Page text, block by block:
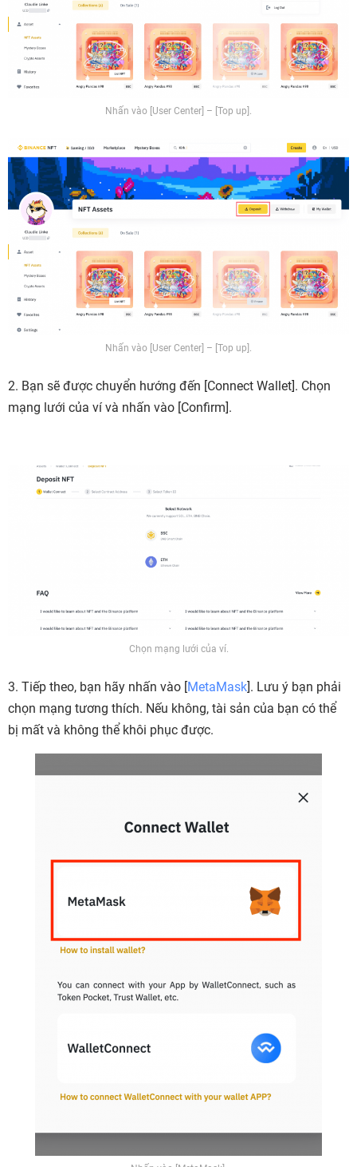
Nhấn vào [User Center] – [Top up].
Nhấn vào [User Center] – [Top up].
2. Bạn sẽ được chuyển hướng đến [Connect Wallet]. Chọn
mạng lưới của ví và nhấn vào [Confirm].
Chọn mạng lưới của ví.
3. Tiếp theo, bạn hãy nhấn vào [MetaMask]. Lưu ý bạn phải
chọn mạng tương thích. Nếu không, tài sản của bạn có thể
bị mất và không thể khôi phục được.